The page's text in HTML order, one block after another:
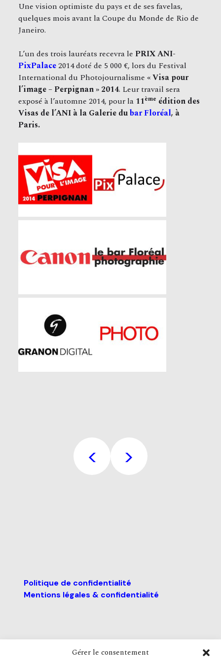
Gérer le consentement
Une vision optimiste du pays et de ses favelas,
quelques mois avant la Coupe du Monde de Rio de
Janeiro.
L’un des trois lauréats recevra lePRIX ANI-
PixPalace2014 doté de 5 000 €, lors du Festival
International du Photojournalisme« Visa pour
l’image – Perpignan » 2014. Leur travail sera
exposé à l’automne 2014, pour la 11ème édition des
Visas de l’ANI à la Galerie dubar Floréal, à
Paris.
Navigation
< >
Politique de confidentialité
Mentions légales & confidentialité